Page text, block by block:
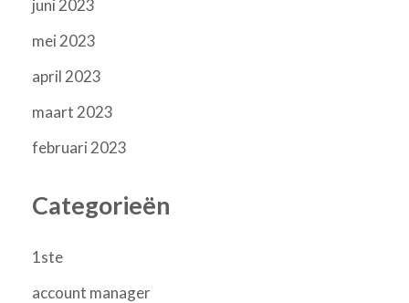
juni 2023
mei 2023
april 2023
maart 2023
februari 2023
Categorieën
1ste
account manager